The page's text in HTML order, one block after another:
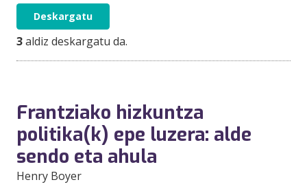
Deskargatu
3aldiz deskargatu da.
Frantziako hizkuntza
politika(k) epe luzera: alde
sendo eta ahula
Henry Boyer